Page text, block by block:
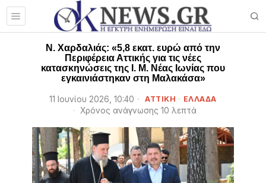
Ν. Χαρδαλιάς: «5,8 εκατ. ευρώ από την
Περιφέρεια Αττικής για τις νέες
κατασκηνώσεις της Ι. Μ. Νέας Ιωνίας που
εγκαινιάστηκαν στη Μαλακάσα»
11 Ιουνίου 2026, 10:40 ΑΤΤΙΚΗ · ΕΛΛΑΔΑ
Χρόνος ανάγνωσης 10 λεπτά